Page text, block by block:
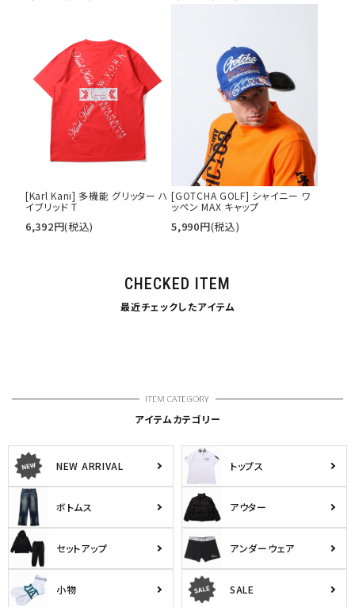
[Karl Kani] 多機能 グリッター ハ
イブリッド T
6,392円(税込)
[GOTCHA GOLF] シャイニー ワ
ッペン MAX キャップ
5,990円(税込)
CHECKED ITEM
最近チェックしたアイテム
アイテムカテゴリー
NEW ARRIVAL トップス
ボトムス アウター
セットアップ アンダーウェア
小物 SALE